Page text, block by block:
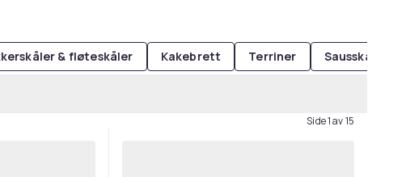
& fløteskåler Kakebrett Terriner Sausskåler
Side 1 av 15